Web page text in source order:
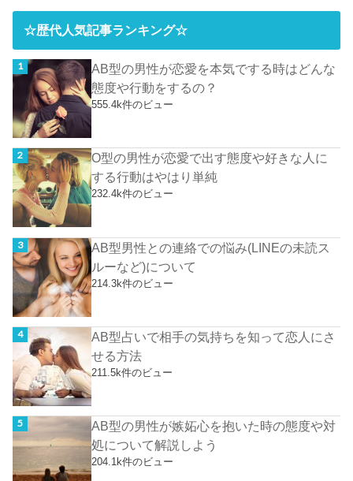
☆歴代人気記事ランキング☆
AB型の男性が恋愛を本気でする時はどんな
態度や行動をするの？
555.4k件のビュー
O型の男性が恋愛で出す態度や好きな人に
する行動はやはり単純
232.4k件のビュー
AB型男性との連絡での悩み(LINEの未読ス
ルーなど)について
214.3k件のビュー
AB型占いで相手の気持ちを知って恋人にさ
せる方法
211.5k件のビュー
AB型の男性が嫉妬心を抱いた時の態度や対
処について解説しよう
204.1k件のビュー